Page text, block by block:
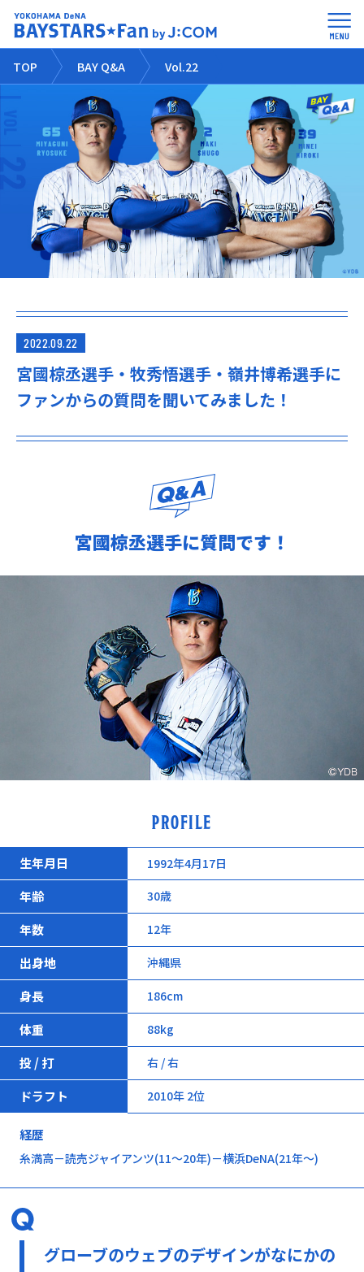
TOP BAY Q&A Vol.22
2022.09.22
宮國椋丞選手・牧秀悟選手・嶺井博希選手に
ファンからの質問を聞いてみました！
宮國椋丞選手に質問です！
PROFILE
生年月日 1992年4月17日
年齢 30歳
年数 12年
出身地 沖縄県
身長 186cm
体重 88kg
投 / 打 右 / 右
ドラフト 2010年 2位
経歴
糸満高－読売ジャイアンツ(11～20年)－横浜DeNA(21年～)
グローブのウェブのデザインがなにかの